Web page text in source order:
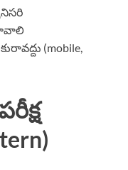
(mobile,